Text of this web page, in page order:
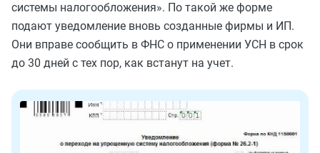
системы налогообложения». По такой же форме
подают уведомление вновь созданные фирмы и ИП.
Они вправе сообщить в ФНС о применении УСН в срок
до 30 дней с тех пор, как встанут на учет.